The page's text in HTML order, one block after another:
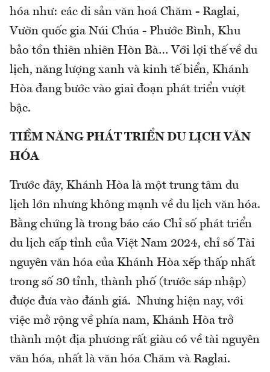
hóa như: các di sản văn hoá Chăm - Raglai,
Vườn quốc gia Núi Chúa - Phước Bình, Khu
bảo tồn thiên nhiên Hòn Bà… Với lợi thế về du
lịch, năng lượng xanh và kinh tế biển, Khánh
Hòa đang bước vào giai đoạn phát triển vượt
bậc.
TIỀM NĂNG PHÁT TRIỂN DU LỊCH VĂN
HÓA
Trước đây, Khánh Hòa là một trung tâm du
lịch lớn nhưng không mạnh về du lịch văn hóa.
Bằng chứng là trong báo cáo Chỉ số phát triển
du lịch cấp tỉnh của Việt Nam 2024, chỉ số Tài
nguyên văn hóa của Khánh Hòa xếp thấp nhất
trong số 30 tỉnh, thành phố (trước sáp nhập)
được đưa vào đánh giá. Nhưng hiện nay, với
việc mở rộng về phía nam, Khánh Hòa trở
thành một địa phương rất giàu có về tài nguyên
văn hóa, nhất là văn hóa Chăm và Raglai.